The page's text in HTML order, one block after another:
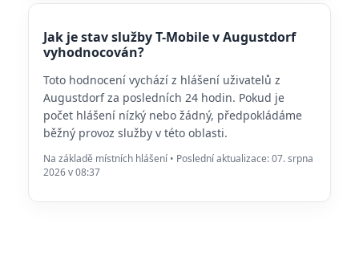
Jak je stav služby T-Mobile v Augustdorf
vyhodnocován?
Toto hodnocení vychází z hlášení uživatelů z
Augustdorf za posledních 24 hodin. Pokud je
počet hlášení nízký nebo žádný, předpokládáme
běžný provoz služby v této oblasti.
Na základě místních hlášení • Poslední aktualizace: 07. srpna
2026 v 08:37